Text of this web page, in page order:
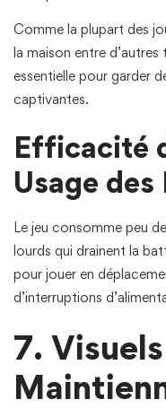
Comme la plupart des
la maison entre
essentielle pour garder
captivantes.
Efficacité
Usage des
Le jeu consomme peu
lourds qui drainent la
pour jouer en
d’interruptions
7.